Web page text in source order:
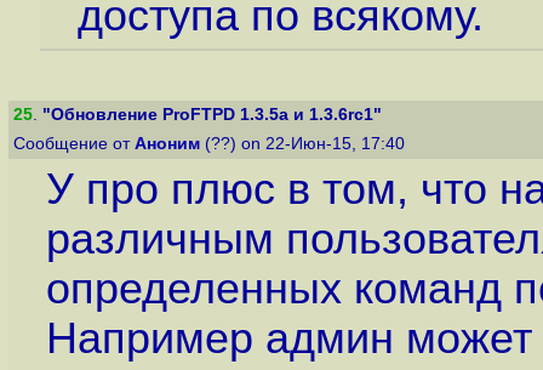
доступа по всякому.
25. "Обновление ProFTPD 1.3.5a и 1.3.6rc1"
Сообщение от Аноним (??) on 22-Июн-15, 17:40
У про плюс в том, что
различным
определенных команд
Например админ может